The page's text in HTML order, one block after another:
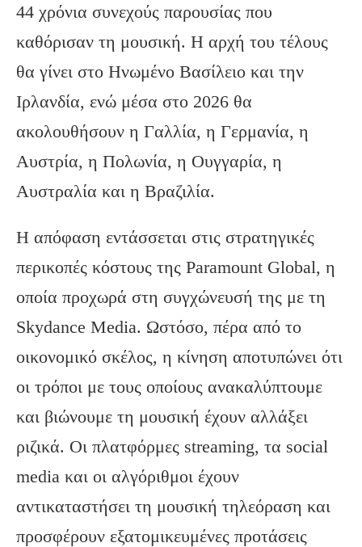
44 χρόνια συνεχούς παρουσίας που
καθόρισαν τη μουσική. Η αρχή του τέλους
θα γίνει στο Ηνωμένο Βασίλειο και την
Ιρλανδία, ενώ μέσα στο 2026 θα
ακολουθήσουν η Γαλλία, η Γερμανία, η
Αυστρία, η Πολωνία, η Ουγγαρία, η
Αυστραλία και η Βραζιλία.
Η απόφαση εντάσσεται στις στρατηγικές
περικοπές κόστους της Paramount Global, η
οποία προχωρά στη συγχώνευσή της με τη
Skydance Media. Ωστόσο, πέρα από το
οικονομικό σκέλος, η κίνηση αποτυπώνει ότι
οι τρόποι με τους οποίους ανακαλύπτουμε
και βιώνουμε τη μουσική έχουν αλλάξει
ριζικά. Οι πλατφόρμες streaming, τα social
media και οι αλγόριθμοι έχουν
αντικαταστήσει τη μουσική τηλεόραση και
προσφέρουν εξατομικευμένες προτάσεις